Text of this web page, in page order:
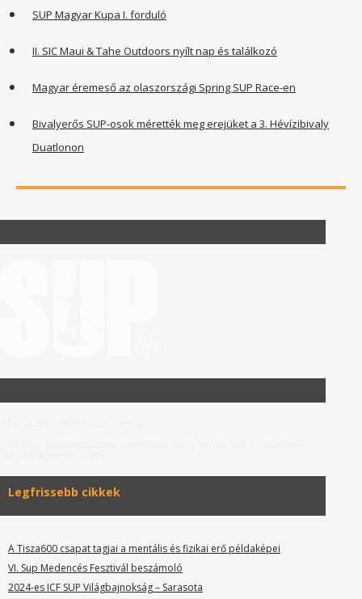
SUP Magyar Kupa I. forduló
II. SIC Maui & Tahe Outdoors nyílt nap és találkozó
Magyar éremeső az olaszországi Spring SUP Race-en
Bivalyerős SUP-osok mérették meg erejüket a 3. Hévízibivaly
Duatlonon
Legfrissebb cikkek
A Tisza600 csapat tagjai a mentális és fizikai erő példaképei
VI. Sup Medencés Fesztivál beszámoló
2024-es ICF SUP Világbajnokság – Sarasota